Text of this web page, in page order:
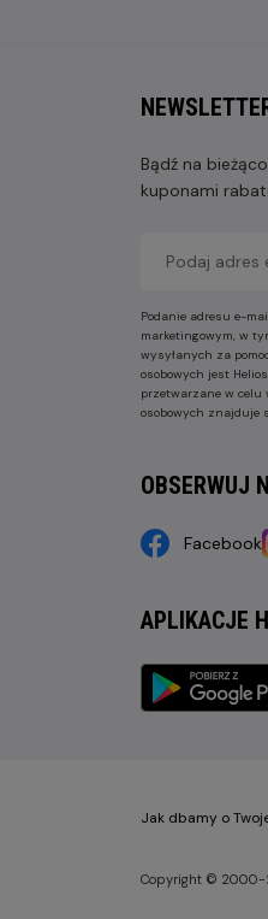
Bądź na
kuponami
Podanie adresu e-
marketingowym, w
wysyłanych za
osobowych jest
przetwarzane w celu
osobowych znajduje
OBSERWUJ
Facebook
APLIKACJE
Jak dbamy o
Copyright © 2000-